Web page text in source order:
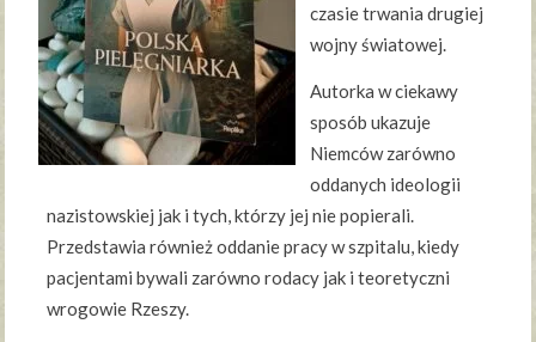
czasie trwania drugiej
wojny światowej.
Autorka w ciekawy
sposób ukazuje
Niemców zarówno
oddanych ideologii
nazistowskiej jak i tych, którzy jej nie popierali.
Przedstawia również oddanie pracy w szpitalu, kiedy
pacjentami bywali zarówno rodacy jak i teoretyczni
wrogowie Rzeszy.